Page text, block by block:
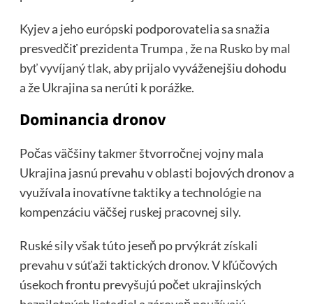
Kyjev a jeho európski podporovatelia sa snažia
presvedčiť prezidentaTrumpa , že na Ruskoby mal
byť vyvíjaný tlak, aby prijalovyváženejšiu dohodu
a že Ukrajina sa nerúti k porážke.
Dominancia dronov
Počas väčšiny takmer štvorročnej vojny mala
Ukrajina jasnú prevahu v oblasti bojových dronov a
využívala inovatívne taktiky a technológie na
kompenzáciu väčšej ruskej pracovnej sily.
Ruské sily však túto jeseň po prvýkrát získali
prevahuv súťaži taktických dronov. V kľúčových
úsekoch frontu prevyšujú počet ukrajinských